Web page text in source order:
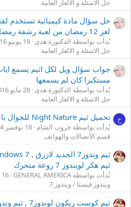
حل الاسئلة و الالغاز العامة
حل سؤال مادة كيميائية تستخدم
لغز 12 رمضان من لعبة رشفة رمضانية
بُدأت بواسطة الدكتورة هدى 19 يونيو 2016
حل الاسئلة و الالغاز العامة
جواب سؤال ويل لكل اثيم يسمع
مستكبرا كان لم يسمعها
بُدأت بواسطة الدكتورة هدى 28 مايو 2016
حل الاسئلة و الالغاز العامة
خ تحميل ثيم Night Nature للجوال بالصور روعة
بُدأت بواسطة خروب الشام 18 نوفمبر 2014
قسم الأتصالات والهواتف
ثيم هكر لويندوز 7 روعة متحرك
بُدأت بواسطة GENERAL AMERICA 16 يوليو 2013
ويندوز فيستا / ويندوز 7